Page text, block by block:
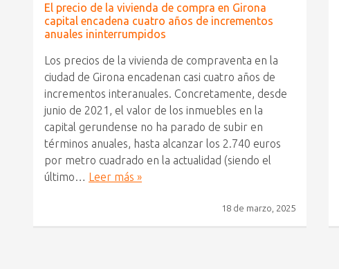
El precio de la vivienda de compra en Girona
capital encadena cuatro años de incrementos
anuales ininterrumpidos
Los precios de la vivienda de compraventa en la
ciudad de Girona encadenan casi cuatro años de
incrementos interanuales. Concretamente, desde
junio de 2021, el valor de los inmuebles en la
capital gerundense no ha parado de subir en
términos anuales, hasta alcanzar los 2.740 euros
por metro cuadrado en la actualidad (siendo el
último… Leer más »
18 de marzo, 2025